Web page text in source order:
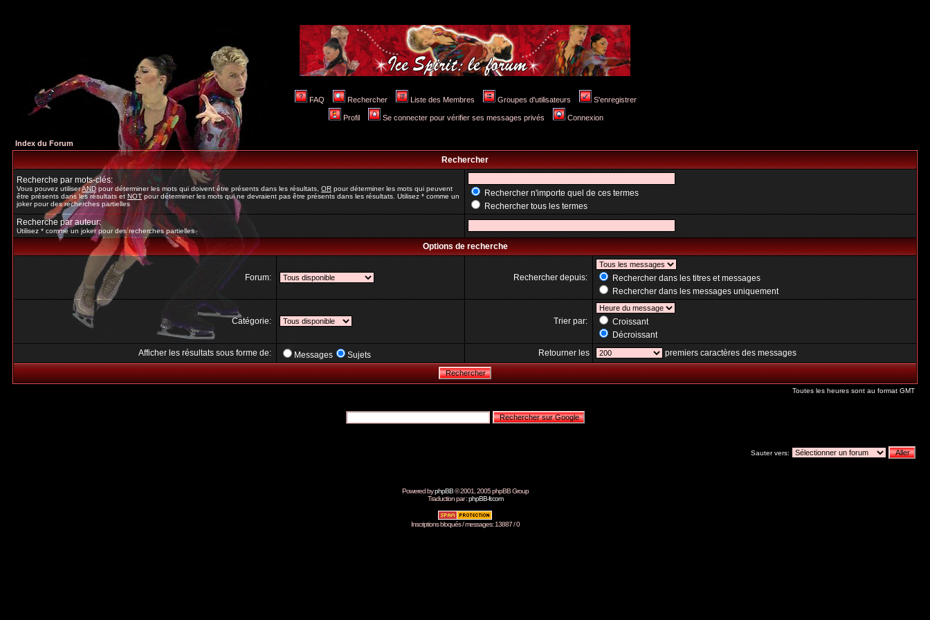
FAQ Rechercher Liste des Membres Groupes d'utilisateurs S'enregistrer
Profil Se connecter pour vérifier ses messages privés Connexion
Index du Forum
Rechercher
Recherche par mots-clés:
Vous pouvez utiliserANDpour déterminer les mots qui doivent être présents dans les résultats,ORpour déterminer les mots qui peuvent
être présents dans les résultats etNOTpour déterminer les mots qui ne devraient pas être présents dans les résultats. Utilisez * comme un
joker pour des recherches partielles
Rechercher n'importe quel de ces termes
Rechercher tous les termes
Recherche par auteur:
Utilisez * comme un joker pour des recherches partielles
Options de recherche
Forum: Rechercher depuis:
Rechercher dans les titres et messages
Rechercher dans les messages uniquement
Catégorie: Trier par:
Croissant
Décroissant
Afficher les résultats sous forme de:
Messages Sujets Retourner les premiers caractères des messages
Toutes les heures sont au format GMT
Sauter vers:
Powered byphpBB© 2001, 2005 phpBB Group
Traduction par :phpBB-fr.com
Inscriptions bloqués / messages: 13887 / 0